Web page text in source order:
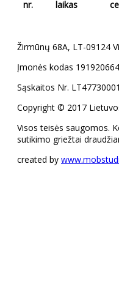
nr.
laikas
Žirmūnų 68A, LT-09124
Įmonės kodas 191920664
Sąskaitos Nr.
Copyright © 2017
Visos teisės saugomos.
sutikimo griežtai
created by